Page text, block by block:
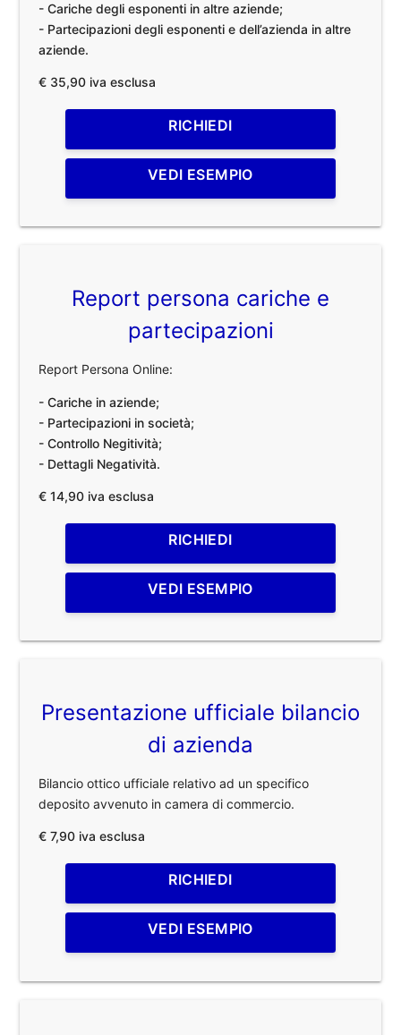
- Cariche degli esponenti in altre aziende;
- Partecipazioni degli esponenti e dell’azienda in altre
aziende.
€ 35,90 iva esclusa
RICHIEDI
VEDI ESEMPIO
Report persona cariche e
partecipazioni
Report Persona Online:
- Cariche in aziende;
- Partecipazioni in società;
- Controllo Negitività;
- Dettagli Negatività.
€ 14,90 iva esclusa
RICHIEDI
VEDI ESEMPIO
Presentazione ufficiale bilancio
di azienda
Bilancio ottico ufficiale relativo ad un specifico
deposito avvenuto in camera di commercio.
€ 7,90 iva esclusa
RICHIEDI
VEDI ESEMPIO